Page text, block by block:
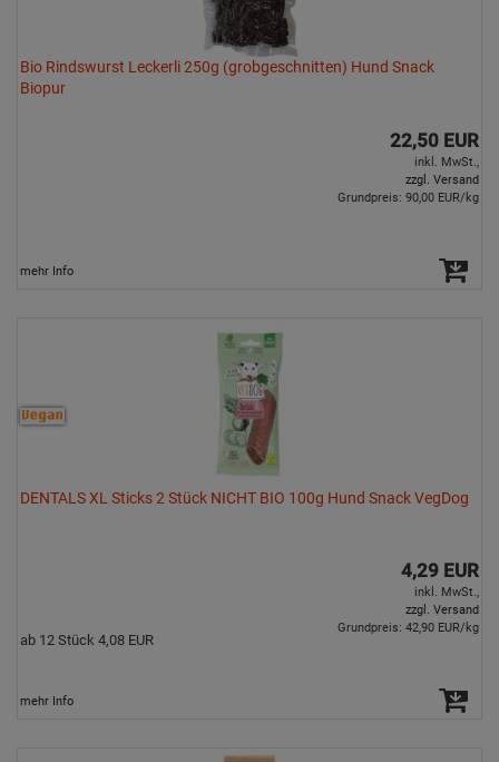
Bio Rindswurst Leckerli 250g (grobgeschnitten) Hund Snack
Biopur
22,50 EUR
inkl. MwSt.,
zzgl. Versand
Grundpreis: 90,00 EUR/kg
mehr Info
DENTALS XL Sticks 2 Stück NICHT BIO 100g Hund Snack VegDog
4,29 EUR
inkl. MwSt.,
zzgl. Versand
ab 12 Stück 4,08 EUR
Grundpreis: 42,90 EUR/kg
mehr Info